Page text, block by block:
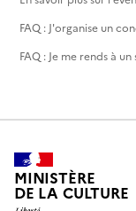
FAQ : J'organise un
FAQ : Je me rends à
MINISTÈRE
DE LA CULTURE